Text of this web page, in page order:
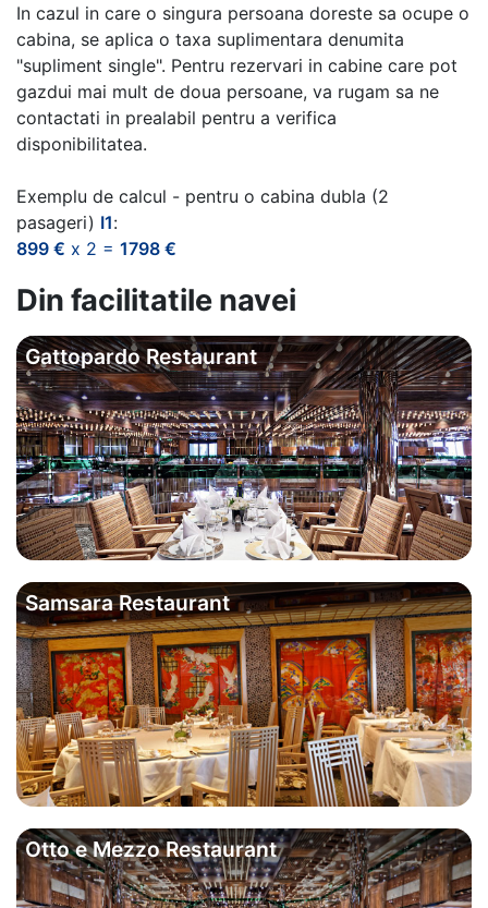
In cazul in care o singura persoana doreste sa ocupe o
cabina, se aplica o taxa suplimentara denumita
"supliment single". Pentru rezervari in cabine care pot
gazdui mai mult de doua persoane, va rugam sa ne
contactati in prealabil pentru a verifica
disponibilitatea.
Exemplu de calcul - pentru o cabina dubla (2
pasageri) I1:
899 € x 2 = 1798 €
Din facilitatile navei
Gattopardo Restaurant
Samsara Restaurant
Otto e Mezzo Restaurant